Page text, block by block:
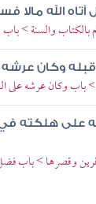
آتاه الله
والسنة > باب ما
وكان عرشه
وكان عرشه على
على هلكته
وقصرها > باب